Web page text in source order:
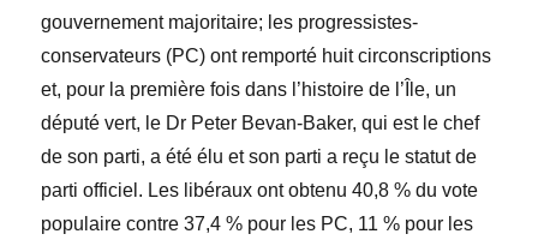
gouvernement majoritaire; les progressistes-
conservateurs (PC) ont remporté huit circonscriptions
et, pour la première fois dans l’histoire de l’Île, un
député vert, le Dr Peter Bevan-Baker, qui est le chef
de son parti, a été élu et son parti a reçu le statut de
parti officiel. Les libéraux ont obtenu 40,8 % du vote
populaire contre 37,4 % pour les PC, 11 % pour les